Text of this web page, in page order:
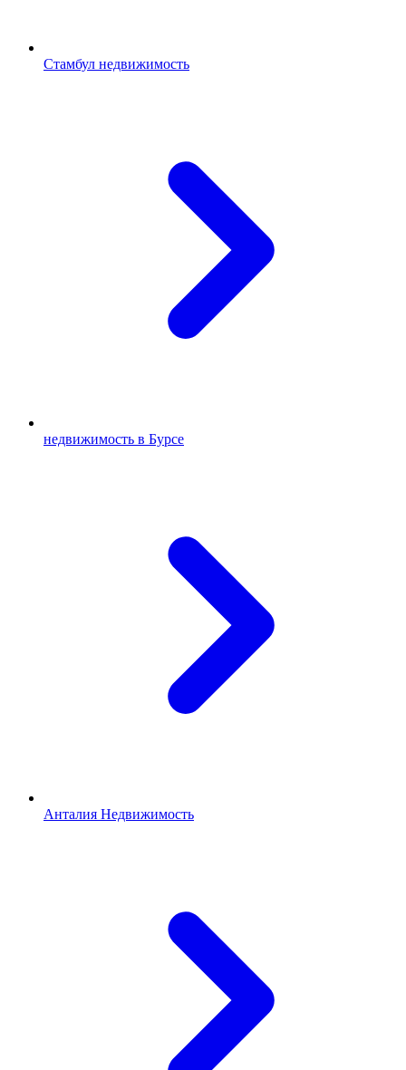
Стамбул недвижимость
недвижимость в Бурсе
Анталия Недвижимость